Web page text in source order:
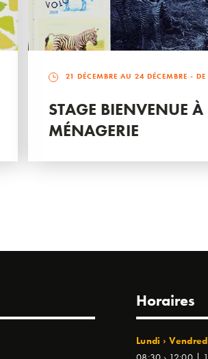
21 DÉCEMBRE AU 24 DÉCEMBRE -
STAGE BIENVENUE À
MÉNAGERIE
Horaires
Lundi ›